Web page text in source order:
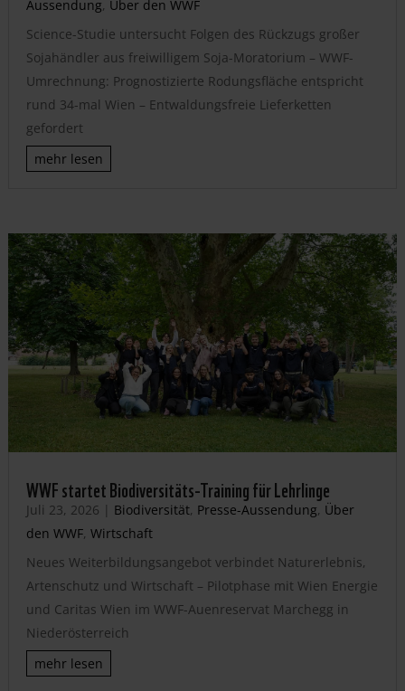
Aussendung, Über den WWF
Science-Studie untersucht Folgen des Rückzugs großer
Sojahändler aus freiwilligem Soja-Moratorium – WWF-
Umrechnung: Prognostizierte Rodungsfläche entspricht
rund 34-mal Wien – Entwaldungsfreie Lieferketten
gefordert
mehr lesen
WWF startet Biodiversitäts-Training für Lehrlinge
Juli 23, 2026 | Biodiversität, Presse-Aussendung, Über
den WWF, Wirtschaft
Neues Weiterbildungsangebot verbindet Naturerlebnis,
Artenschutz und Wirtschaft – Pilotphase mit Wien Energie
und Caritas Wien im WWF-Auenreservat Marchegg in
Niederösterreich
mehr lesen